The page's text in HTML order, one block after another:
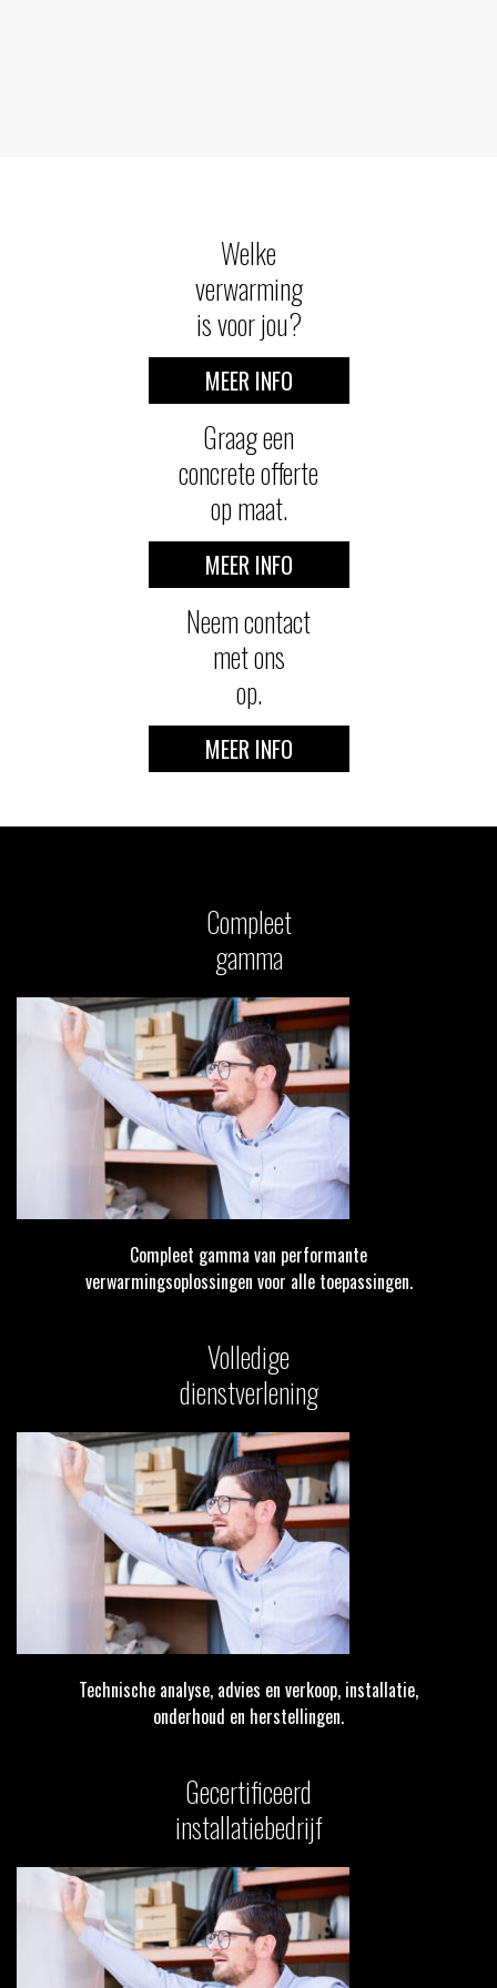
Welke
verwarming
is voor jou?
MEER INFO
Graag een
concrete offerte
op maat.
MEER INFO
Neem contact
met ons
op.
MEER INFO
Compleet
gamma
Compleet gamma van performante
verwarmingsoplossingen voor alle toepassingen.
Volledige
dienstverlening
Technische analyse, advies en verkoop, installatie,
onderhoud en herstellingen.
Gecertificeerd
installatiebedrijf